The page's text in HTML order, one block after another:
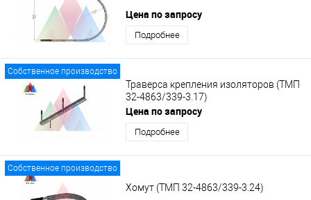
Цена по запросу
Подробнее
Собственное производство
Траверса крепления изоляторов (ТМП
32-4863/339-3.17)
Цена по запросу
Подробнее
Собственное производство
Хомут (ТМП 32-4863/339-3.24)